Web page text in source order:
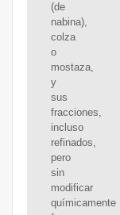
(de
nabina),
colza
o
mostaza,
y
sus
fracciones,
incluso
refinados,
pero
sin
modificar
químicamente